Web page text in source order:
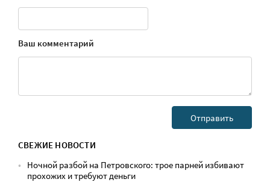
Ваш комментарий
СВЕЖИЕ НОВОСТИ
Ночной разбой на Петровского: трое парней избивают
прохожих и требуют деньги